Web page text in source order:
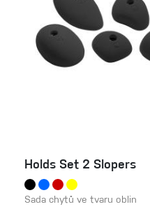
Holds Set 2 Slopers
Sada chytů ve tvaru oblin